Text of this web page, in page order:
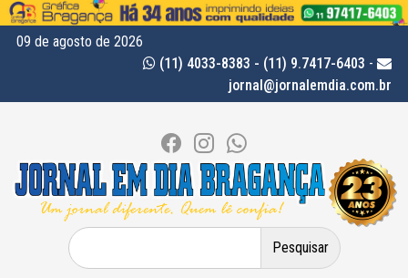
09 de agosto de 2026
(11) 4033-8383 - (11) 9.7417-6403 -
jornal@jornalemdia.com.br
Pesquisar
por: